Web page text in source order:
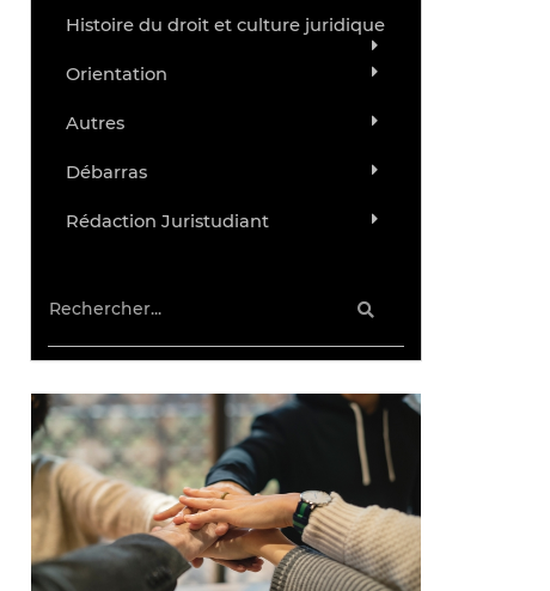
Histoire du droit et culture juridique
Orientation
Autres
Débarras
Rédaction Juristudiant